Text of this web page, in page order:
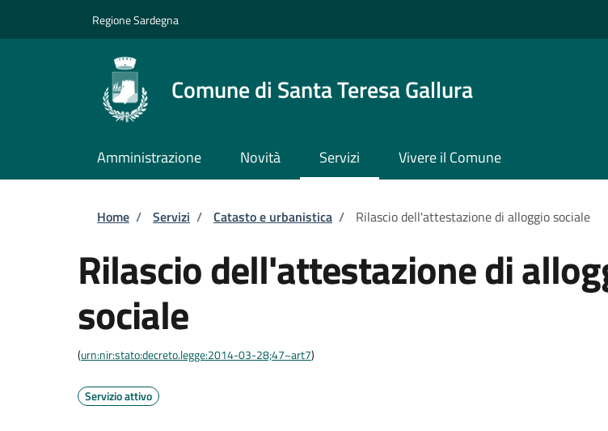
Regione Sardegna
Comune di Santa Teresa Gallura
Amministrazione Novità Servizi Vivere il Comune
Briciole di pane
Home / Servizi / Catasto e urbanistica / Rilascio dell'attestazione di alloggio sociale
Rilascio dell'attestazione di
sociale
(urn:nir:stato:decreto.legge:2014-03-28;47~art7)
Servizio attivo